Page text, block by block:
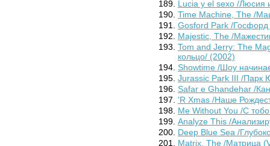
Lucia y el sexo /Люсия
Time Machine, The /
Gosford Park /
Majestic, The /
Tom and Jerry: The
кольцо/ (2002)
Showtime /Шоу
Jurassic Park III /Парк
Safar e Ghandehar /
'R Xmas /Наше
Me Without You /С
Analyze This /
Deep Blue Sea /
Matrix, The /Матрица